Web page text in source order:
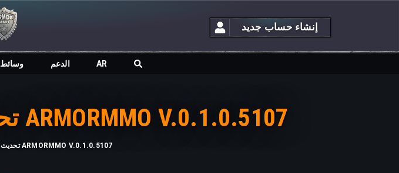
إنشاء حساب جديد
وسائط الدعم AR
تحديث الإصدار التجريبي للعبة ARMORMMO V.0.1.0.5107
تحديث الإصدار التجريبي للعبة ARMORMMO V.0.1.0.5107